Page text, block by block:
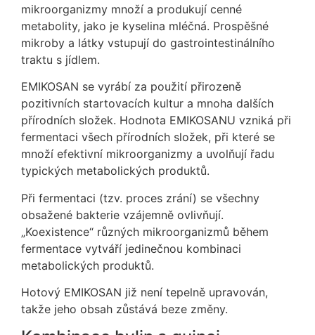
mikroorganizmy množí a produkují cenné
metabolity, jako je kyselina mléčná. Prospěšné
mikroby a látky vstupují do gastrointestinálního
traktu s jídlem.
EMIKOSAN se vyrábí za použití přirozeně
pozitivních startovacích kultur a mnoha dalších
přírodních složek. Hodnota EMIKOSANU vzniká při
fermentaci všech přírodních složek, při které se
množí efektivní mikroorganizmy a uvolňují řadu
typických metabolických produktů.
Při fermentaci (tzv. proces zrání) se všechny
obsažené bakterie vzájemně ovlivňují.
„Koexistence“ různých mikroorganizmů během
fermentace vytváří jedinečnou kombinaci
metabolických produktů.
Hotový EMIKOSAN již není tepelně upravován,
takže jeho obsah zůstává beze změny.